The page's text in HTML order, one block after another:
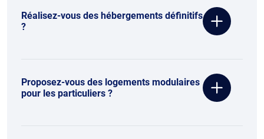
Réalisez-vous des hébergements définitifs
?
Proposez-vous des logements modulaires
pour les particuliers ?